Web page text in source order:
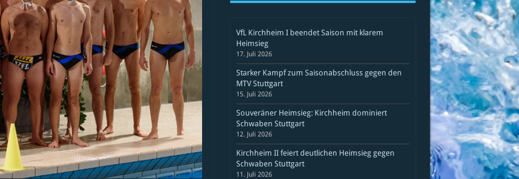
VfL Kirchheim I beendet Saison mit klarem
Heimsieg
17. Juli 2026
Starker Kampf zum Saisonabschluss gegen den
MTV Stuttgart
15. Juli 2026
Souveräner Heimsieg: Kirchheim dominiert
Schwaben Stuttgart
12. Juli 2026
Kirchheim II feiert deutlichen Heimsieg gegen
Schwaben Stuttgart
11. Juli 2026